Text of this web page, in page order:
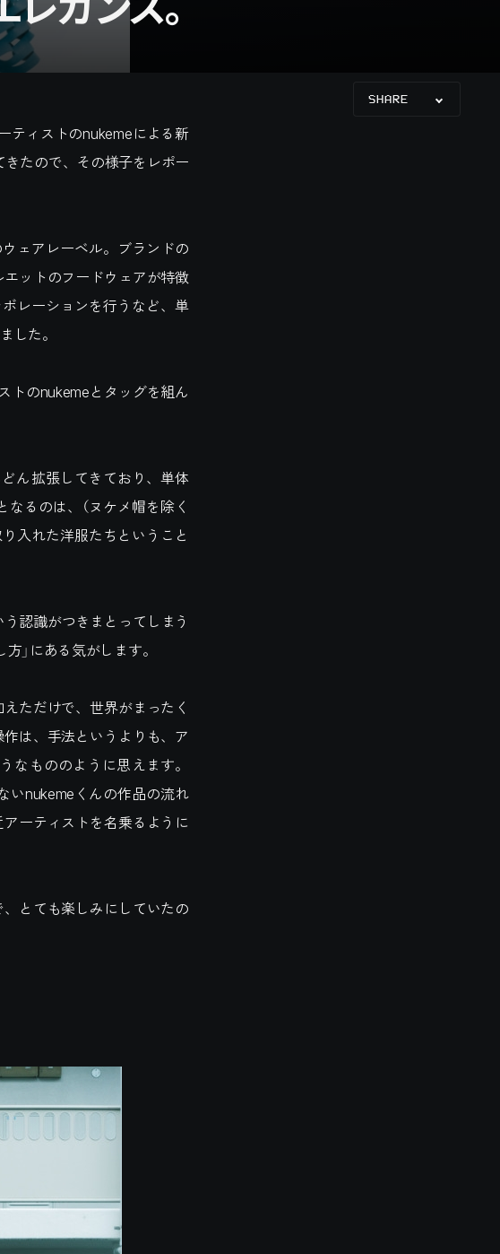
SHARE
ティストのnukemeによる新
たので、その様子をレポー
ェアレーベル。ブランドの
ットのフードウェアが特徴
レーションを行うなど、単
した。
トのnukemeとタッグを組ん
ん拡張してきており、単体
るのは、（ヌケメ帽を除く
入れた洋服たちということ
認識がつきまとってしまう
」にある気がします。
ただけで、世界がまったく
は、手法というよりも、ア
なもののように思えます。
いnukemeくんの作品の流れ
ーティストを名乗るように
とても楽しみにしていたの